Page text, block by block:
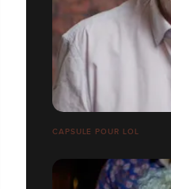
CAPSULE POUR LOL